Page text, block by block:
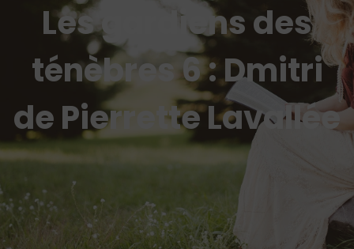
Les gardiens des
ténèbres 6 : Dmitri
de Pierrette Lavallée